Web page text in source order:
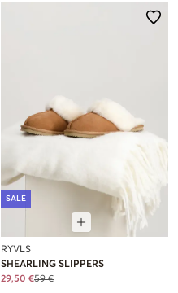
SALE
RYVLS
SHEARLING SLIPPERS
29,50 €59 €